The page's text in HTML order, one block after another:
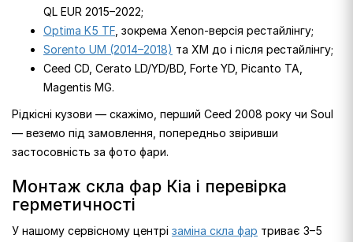
QL EUR 2015–2022;
Optima K5 TF , зокрема Xenon-версія рестайлінгу;
Sorento UM (2014–2018) та XM до і після рестайлінгу;
Ceed CD, Cerato LD/YD/BD, Forte YD, Picanto TA,
Magentis MG.
Рідкісні кузови — скажімо, перший Ceed 2008 року чи Soul
— веземо під замовлення, попередньо звіривши
застосовність за фото фари.
Монтаж скла фар Кіа і перевірка
герметичності
У нашому сервісному центрі заміна скла фар триває 3–5